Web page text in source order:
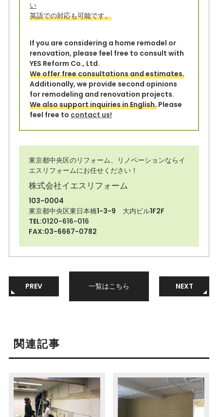
k
い
英語での対応も可能です。
If you are considering a home remodel or
renovation, please feel free to consult with
YES Reform Co., Ltd.
We offer free consultations and estimates.
Additionally, we provide second opinions
for remodeling and renovation projects.
We also support inquiries in English.Please
feel free to contact us!
東京都中央区のリフォーム、リノベーションならイ
エスリフォームにお任せください！
株式会社イエスリフォーム
103-0004
東京都中央区東日本橋1-3-9 大内ビル1F2F
TEL:0120-616-016
FAX:03-6667-0782
PREV 一覧はこちら NEXT
関連記事